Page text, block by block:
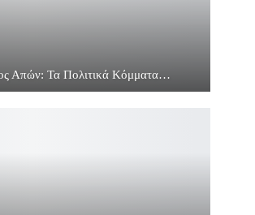
Απών: Τα Πολιτικά Κόμματα…